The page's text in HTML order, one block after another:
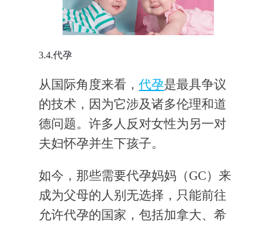
3.4.代孕
从国际角度来看， 代孕是最具争议
的技术，因为它涉及诸多伦理和道
德问题。许多人反对女性为另一对
夫妇怀孕并生下孩子。
如今，那些需要代孕妈妈（GC）来
成为父母的人别无选择，只能前往
允许代孕的国家，包括加拿大、希